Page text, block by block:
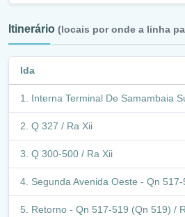
Itinerário (locais por onde a linha
Ida
Interna Terminal De Samambaia
Q 327 / Ra Xii
Q 300-500 / Ra Xii
Segunda Avenida Oeste - Qn
Retorno - Qn 517-519 (Qn 519) /